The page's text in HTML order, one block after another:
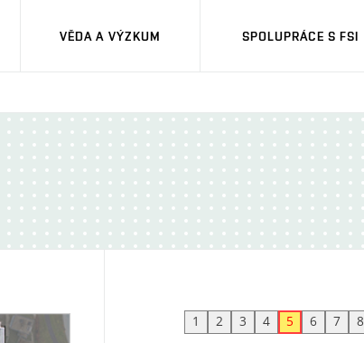
VĚDA A VÝZKUM SPOLUPRÁCE S FSI
1 2 3 4 5 6 7 8